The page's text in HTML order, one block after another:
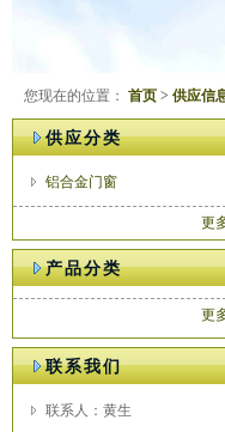
您现在的位置： 首页 > 供应信
供应分类
铝合金门窗
更
产品分类
更
联系我们
联系人：黄生